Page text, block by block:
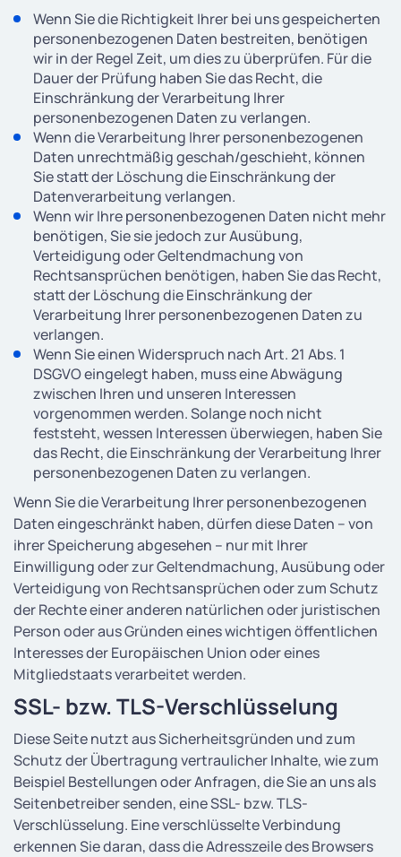
Wenn Sie die Richtigkeit Ihrer bei uns gespeicherten
personenbezogenen Daten bestreiten, benötigen
wir in der Regel Zeit, um dies zu überprüfen. Für die
Dauer der Prüfung haben Sie das Recht, die
Einschränkung der Verarbeitung Ihrer
personenbezogenen Daten zu verlangen.
Wenn die Verarbeitung Ihrer personenbezogenen
Daten unrechtmäßig geschah/geschieht, können
Sie statt der Löschung die Einschränkung der
Datenverarbeitung verlangen.
Wenn wir Ihre personenbezogenen Daten nicht mehr
benötigen, Sie sie jedoch zur Ausübung,
Verteidigung oder Geltendmachung von
Rechtsansprüchen benötigen, haben Sie das Recht,
statt der Löschung die Einschränkung der
Verarbeitung Ihrer personenbezogenen Daten zu
verlangen.
Wenn Sie einen Widerspruch nach Art. 21 Abs. 1
DSGVO eingelegt haben, muss eine Abwägung
zwischen Ihren und unseren Interessen
vorgenommen werden. Solange noch nicht
feststeht, wessen Interessen überwiegen, haben Sie
das Recht, die Einschränkung der Verarbeitung Ihrer
personenbezogenen Daten zu verlangen.
Wenn Sie die Verarbeitung Ihrer personenbezogenen
Daten eingeschränkt haben, dürfen diese Daten – von
ihrer Speicherung abgesehen – nur mit Ihrer
Einwilligung oder zur Geltendmachung, Ausübung oder
Verteidigung von Rechtsansprüchen oder zum Schutz
der Rechte einer anderen natürlichen oder juristischen
Person oder aus Gründen eines wichtigen öffentlichen
Interesses der Europäischen Union oder eines
Mitgliedstaats verarbeitet werden.
SSL- bzw. TLS-Verschlüsselung
Diese Seite nutzt aus Sicherheitsgründen und zum
Schutz der Übertragung vertraulicher Inhalte, wie zum
Beispiel Bestellungen oder Anfragen, die Sie an uns als
Seitenbetreiber senden, eine SSL- bzw. TLS-
Verschlüsselung. Eine verschlüsselte Verbindung
erkennen Sie daran, dass die Adresszeile des Browsers